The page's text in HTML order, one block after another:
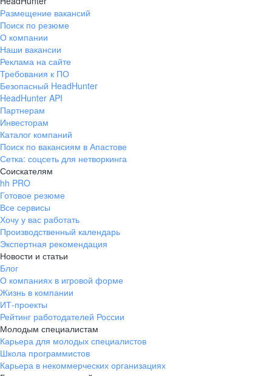
Размещение вакансий
Поиск по резюме
О компании
Наши вакансии
Реклама на сайте
Требования к ПО
Безопасный HeadHunter
HeadHunter API
Партнерам
Инвесторам
Каталог компаний
Поиск по вакансиям в Апастове
Сетка: соцсеть для нетворкинга
Соискателям
hh PRO
Готовое резюме
Все сервисы
Хочу у вас работать
Производственный календарь
Экспертная рекомендация
Новости и статьи
Блог
О компаниях в игровой форме
Жизнь в компании
ИТ-проекты
Рейтинг работодателей России
Молодым специалистам
Карьера для молодых специалистов
Школа программистов
Карьера в некоммерческих организациях